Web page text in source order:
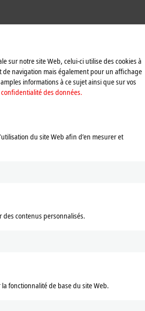
sur notre site Web, celui-ci utilise des cookies à
navigation mais également pour un affichage
informations à ce sujet ainsi que sur vos
des données.
du site Web afin d’en mesurer et
contenus personnalisés.
fonctionnalité de base du site Web.